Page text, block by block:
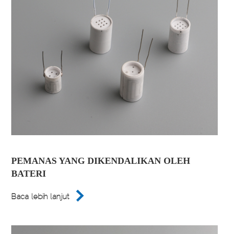
PEMANAS YANG DIKENDALIKAN OLEH
BATERI
Baca lebih lanjut 